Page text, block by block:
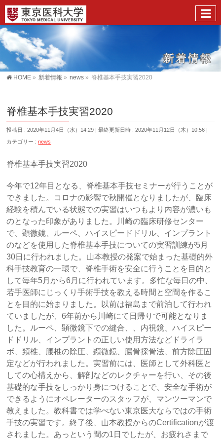
HOME » 新着情報 » news » 脊椎基本手技実習2020
脊椎基本手技実習2020
投稿日 : 2020年11月4日（水）14:29
最終更新日時 : 2020年11月12日（木）10:56
カテゴリー :news
脊椎基本手技実習2020
今年で12年目となる、脊椎基本手技セミナーが行うことが
できました。コロナの影響で秋開催となりましたが、臨床
経験を積んでいる状態での実習はいつもより内容が濃いも
のとなった印象がありました。川崎の臨床研修センター
で、顕微鏡、ルーペ、ハイスピードドリル、インプラント
のなどを使用した脊椎基本手技についての実習訓練が5月
30日に行われました。山本教授の発案で始まった基礎的外
科手技教育の一環で、脊椎手術を安全に行うことを目的と
して毎年5月から6月に行われています。多忙な毎日の中、
若手医師にじっくり手術手技を教える時間と空間を作るこ
とを目的に始まりました。以前は福島まで前泊して行われ
ていましたが、6年前から川崎にて日帰りで可能となりま
した。ルーペ、顕微鏡下での縫合、、内視鏡、ハイスピー
ドドリル、インプラントの正しい使用方法などドライラ
ボ、頚椎、腰椎の除圧、顕微鏡、腸骨採骨法、前方除圧固
定などが行われました。実習前には、医師として外科医と
しての心構えから、解剖などのレクチャーを行い、その後
基礎的な手技をしっかり身につけることで、安全な手術が
できるようにオペレーターのスタッフが、マンツーマンで
教えました。教科書では学べない東京医大ならではの手術
手技の実習です。終了後、山本教授からのCertificationが渡
されました。あっという間の1日でしたが、お疲れさまで